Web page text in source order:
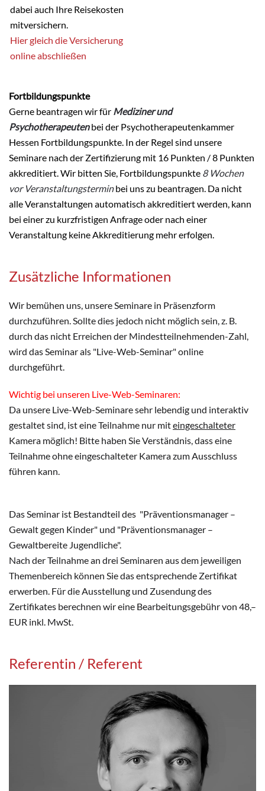
dabei auch Ihre Reisekosten
mitversichern.
Hier gleich die Versicherung
online abschließen
Fortbildungspunkte
Gerne beantragen wir für Mediziner und
Psychotherapeutenbei der Psychotherapeutenkammer
Hessen Fortbildungspunkte. In der Regel sind unsere
Seminare nach der Zertifizierung mit 16 Punkten / 8 Punkten
akkreditiert. Wir bitten Sie, Fortbildungspunkte 8 Wochen
vor Veranstaltungsterminbei uns zu beantragen. Da nicht
alle Veranstaltungen automatisch akkreditiert werden, kann
bei einer zu kurzfristigen Anfrage oder nach einer
Veranstaltung keine Akkreditierung mehr erfolgen.
Zusätzliche Informationen
Wir bemühen uns, unsere Seminare in Präsenzform
durchzuführen. Sollte dies jedoch nicht möglich sein, z. B.
durch das nicht Erreichen der Mindestteilnehmenden-Zahl,
wird das Seminar als "Live-Web-Seminar" online
durchgeführt.
Wichtig bei unseren Live-Web-Seminaren:
Da unsere Live-Web-Seminare sehr lebendig und interaktiv
gestaltet sind, ist eine Teilnahme nur miteingeschalteter
Kamera möglich! Bitte haben Sie Verständnis, dass eine
Teilnahme ohne eingeschalteter Kamera zum Ausschluss
führen kann.
Das Seminar ist Bestandteil des "Präventionsmanager –
Gewalt gegen Kinder" und "Präventionsmanager –
Gewaltbereite Jugendliche".
Nach der Teilnahme an drei Seminaren aus dem jeweiligen
Themenbereich können Sie das entsprechende Zertifikat
erwerben. Für die Ausstellung und Zusendung des
Zertifikates berechnen wir eine Bearbeitungsgebühr von 48,–
EUR inkl. MwSt.
Referentin / Referent